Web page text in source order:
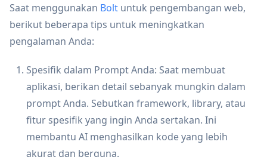
Saat menggunakan Bolt untuk pengembangan web,
berikut beberapa tips untuk meningkatkan
pengalaman Anda:
Spesifik dalam Prompt Anda: Saat membuat
aplikasi, berikan detail sebanyak mungkin dalam
prompt Anda. Sebutkan framework, library, atau
fitur spesifik yang ingin Anda sertakan. Ini
membantu AI menghasilkan kode yang lebih
akurat dan berguna.